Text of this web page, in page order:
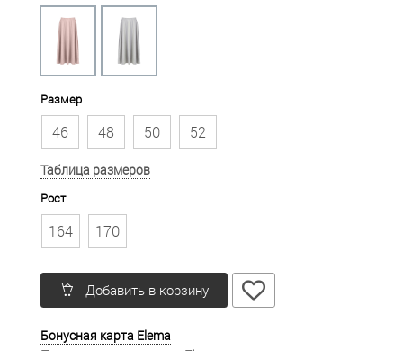
Размер
46 48 50 52
Таблица размеров
Рост
164 170
Добавить в корзину
Бонусная карта Elema